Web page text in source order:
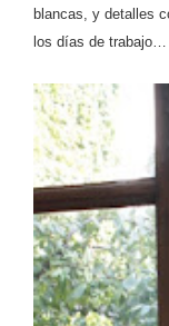
blancas, y detalles
los días de trabajo…